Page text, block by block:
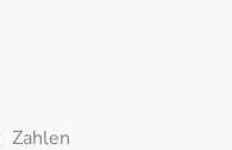
Zahlen